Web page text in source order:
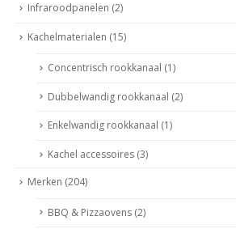
Infraroodpanelen (2)
Kachelmaterialen (15)
Concentrisch rookkanaal (1)
Dubbelwandig rookkanaal (2)
Enkelwandig rookkanaal (1)
Kachel accessoires (3)
Merken (204)
BBQ & Pizzaovens (2)